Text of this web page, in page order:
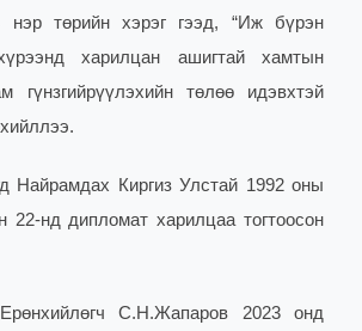
нэр төрийн хэрэг гээд, “Иж бүрэн
харилцан ашигтай хамтын
гүнзгийрүүлэхийн төлөө идэвхтэй
Найрамдах Киргиз Улстай 1992 оны
22-нд дипломат харилцаа тогтоосон
С.Н.Жапаров 2023 онд